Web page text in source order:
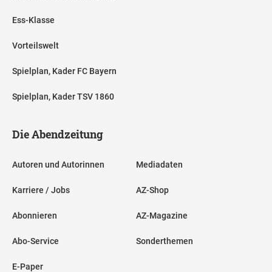
Ess-Klasse
Vorteilswelt
Spielplan, Kader FC Bayern
Spielplan, Kader TSV 1860
Die Abendzeitung
Autoren und Autorinnen
Karriere / Jobs
Abonnieren
Abo-Service
E-Paper
Mediadaten
AZ-Shop
AZ-Magazine
Sonderthemen